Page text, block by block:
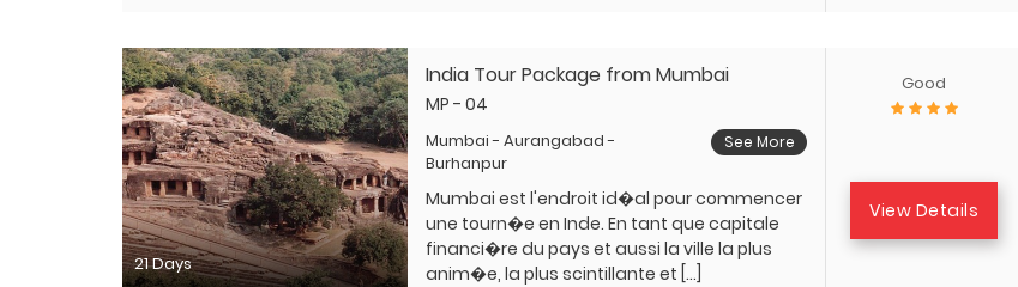
21 Days
India Tour Package from Mumbai
MP - 04
Mumbai - Aurangabad -
Burhanpur
See More
Mumbai est l'endroit id�al pour commencer
une tourn�e en Inde. En tant que capitale
financi�re du pays et aussi la ville la plus
anim�e, la plus scintillante et […]
Good
View Details